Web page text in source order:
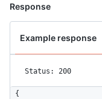
Response
Example response
Status: 200
{